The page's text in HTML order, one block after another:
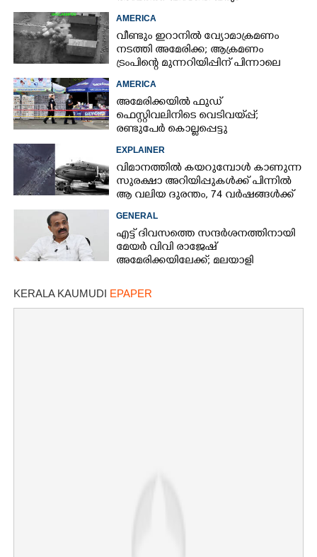
AMERICA
വീണ്ടും ഇറാനിൽ വ്യോമാക്രമണം
നടത്തി അമേരിക്ക; ആക്രമണം
ട്രംപിന്റെ മുന്നറിയിപ്പിന് പിന്നാലെ
AMERICA
അമേരിക്കയിൽ ഫുഡ്
ഫെസ്റ്റിവലിനിടെ വെടിവയ്‌പ്പ്;
രണ്ടുപേർ കൊല്ലപ്പെട്ടു
EXPLAINER
വിമാനത്തിൽ കയറുമ്പോൾ കാണുന്ന
സുരക്ഷാ അറിയിപ്പുകൾക്ക് പിന്നിൽ
ആ വലിയ ദുരന്തം, 74 വർഷങ്ങൾക്ക്
GENERAL
എട്ട് ദിവസത്തെ സന്ദർശനത്തിനായി
മേയർ വിവി രാജേഷ്
അമേരിക്കയിലേക്ക്; മലയാളി
KERALA KAUMUDI EPAPER